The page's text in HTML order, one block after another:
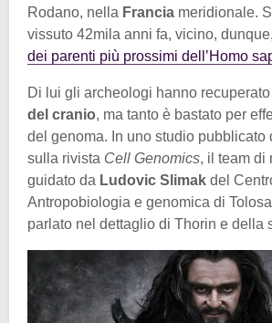
Rodano, nella Francia meridionale.
vissuto 42mila anni fa, vicino,
dei parenti più prossimi dell’Homo
Di lui gli archeologi hanno recuperato
del cranio, ma tanto è bastato per
del genoma. In uno studio pubblicato
sulla rivista Cell Genomics, il team di
guidato da Ludovic Slimak del
Antropobiologia e genomica di
parlato nel dettaglio di Thorin e della